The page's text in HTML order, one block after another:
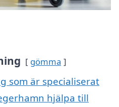
gömma
som är specialiserat
hjälpa till